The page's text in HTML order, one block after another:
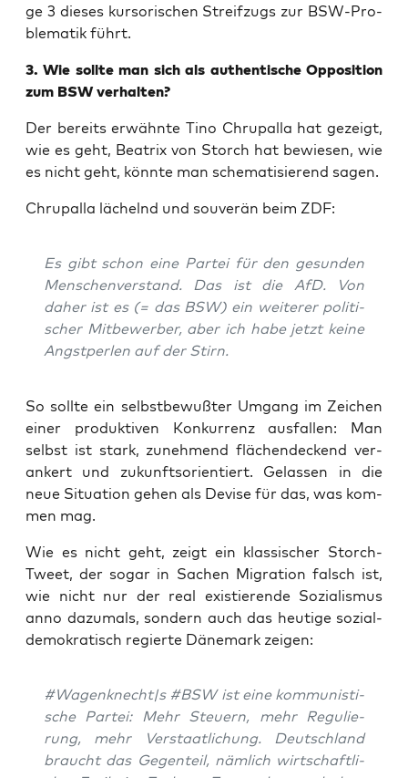
ge 3 die­ses kur­so­ri­schen Streif­zugs zur BSW-Pro­
ble­ma­tik führt.
3. Wie soll­te man sich als authen­ti­sche Oppo­si­ti­on
zum BSW verhalten?
Der bereits erwähn­te Tino Chrup­al­la hat gezeigt,
wie es geht, Bea­trix von Storch hat bewie­sen, wie
es nicht geht, könn­te man sche­ma­ti­sie­rend sagen.
Chrup­al­la lächelnd und sou­ve­rän beim ZDF:
Es gibt schon eine Par­tei für den gesun­den
Men­schen­ver­stand. Das ist die AfD. Von
daher ist es (= das BSW) ein wei­te­rer poli­ti­
scher Mit­be­wer­ber, aber ich habe jetzt kei­ne
Angst­per­len auf der Stirn.
So soll­te ein selbst­be­wuß­ter Umgang im Zei­chen
einer pro­duk­ti­ven Kon­kur­renz aus­fal­len: Man
selbst ist stark, zuneh­mend flä­chen­de­ckend ver­
an­kert und zukunfts­ori­en­tiert. Gelas­sen in die
neue Situa­ti­on gehen als Devi­se für das, was kom­
men mag.
Wie es nicht geht, zeigt ein klas­si­scher Storch-
Tweet, der sogar in Sachen Migra­ti­on falsch ist,
wie nicht nur der real exis­tie­ren­de Sozia­lis­mus
anno dazu­mals, son­dern auch das heu­ti­ge sozi­al­
de­mo­kra­tisch regier­te Däne­mark zeigen:
#Wagen­knecht|s #BSWist eine kom­mu­nis­ti­
sche Par­tei: Mehr Steu­ern, mehr Regu­lie­
rung, mehr Ver­staat­li­chung. Deutsch­land
braucht das Gegen­teil, näm­lich wirt­schaft­li­